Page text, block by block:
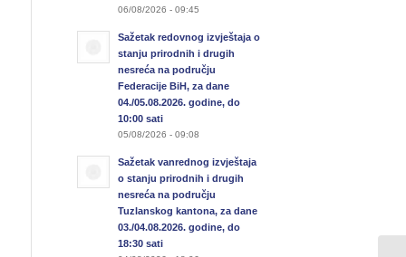
06/08/2026 - 09:45
Sažetak redovnog izvještaja o
stanju prirodnih i drugih
nesreća na području
Federacije BiH, za dane
04./05.08.2026. godine, do
10:00 sati
05/08/2026 - 09:08
Sažetak vanrednog izvještaja
o stanju prirodnih i drugih
nesreća na području
Tuzlanskog kantona, za dane
03./04.08.2026. godine, do
18:30 sati